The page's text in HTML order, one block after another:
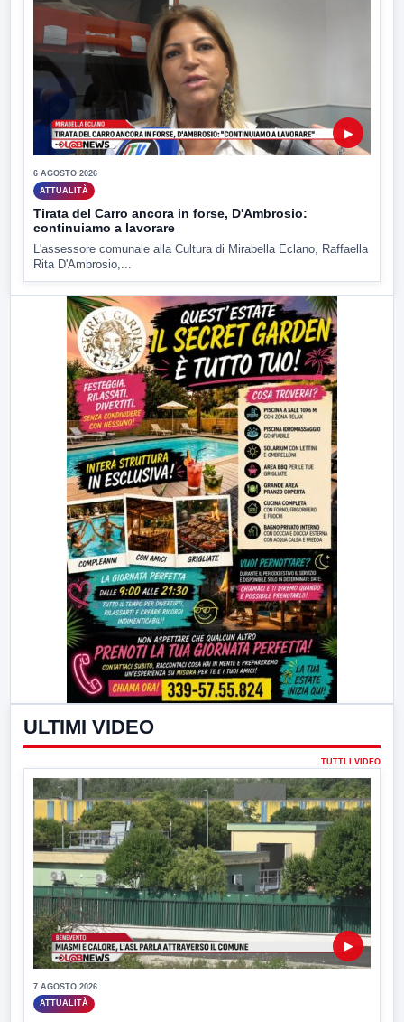
▶
6 AGOSTO 2026
ATTUALITÀ
Tirata del Carro ancora in forse, D'Ambrosio:
continuiamo a lavorare
L'assessore comunale alla Cultura di Mirabella Eclano, Raffaella
Rita D'Ambrosio,...
ULTIMI VIDEO
TUTTI I VIDEO
▶
7 AGOSTO 2026
ATTUALITÀ